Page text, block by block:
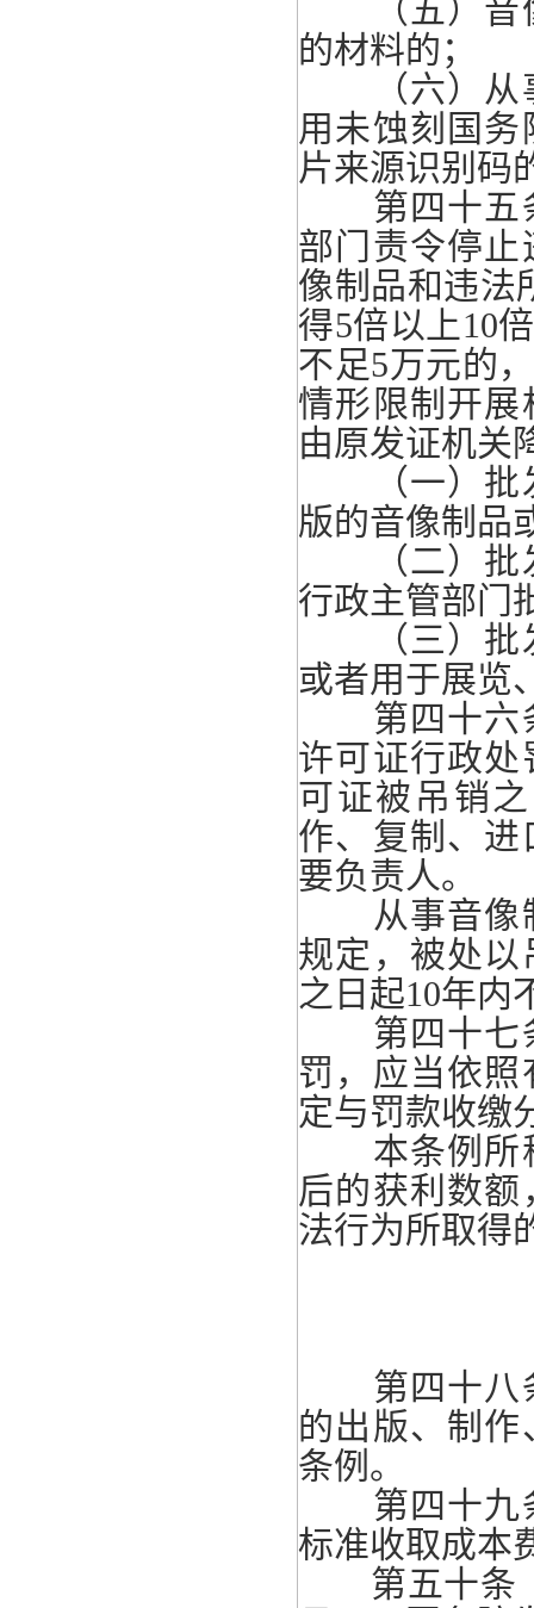
（五）音像
的材料的；
（六）从事
用未蚀刻国
片来源识别码
第四十五
部门责令停
像制品和违法
得5倍以上10
不足5万元的
情形限制开
由原发证机关
（一）批发
版的音像制品
（二）批发
行政主管部门
（三）批发
或者用于展览
第四十六
许可证行政
可证被吊销
作、复制、
要负责人。
从事音像制
规定，被处
之日起10年内
第四十七
罚，应当依
定与罚款收缴
本条例所称
后的获利数
法行为所取得
第四十八
的出版、制
条例。
第四十九
标准收取成本
第五十条